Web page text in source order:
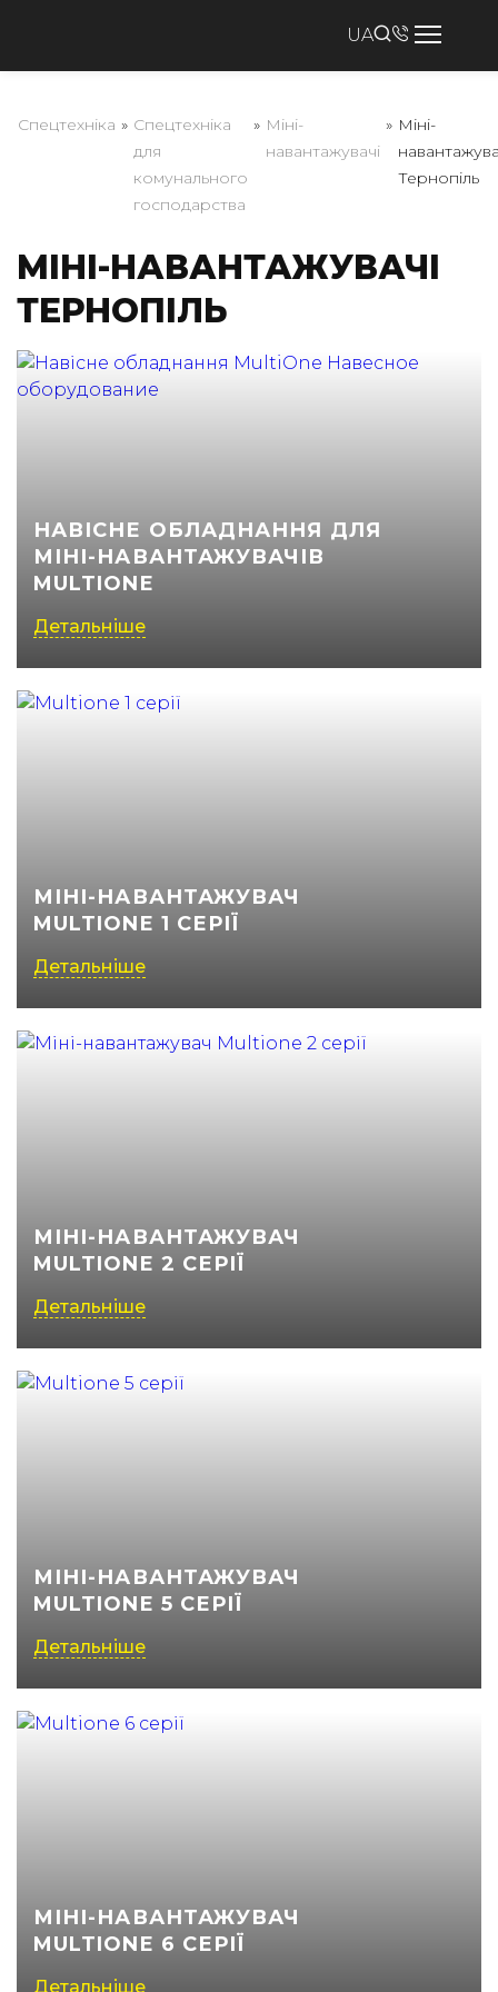
UA
(050) 347-27-05
(067) 351-45-15
Спецтехніка » Спецтехніка
для
комунального
господарства
» Міні-
навантажувачі
» Міні-
Тернопіль
МІНІ-НАВАНТАЖУВАЧІ
ТЕРНОПІЛЬ
НАВІСНЕ ОБЛАДНАННЯ ДЛЯ
МІНІ-НАВАНТАЖУВАЧІВ
MULTIONE
Детальніше
МІНІ-НАВАНТАЖУВАЧ
MULTIONE 1 СЕРІЇ
Детальніше
МІНІ-НАВАНТАЖУВАЧ
MULTIONE 2 СЕРІЇ
Детальніше
МІНІ-НАВАНТАЖУВАЧ
MULTIONE 5 СЕРІЇ
Детальніше
МІНІ-НАВАНТАЖУВАЧ
MULTIONE 6 СЕРІЇ
Детальніше